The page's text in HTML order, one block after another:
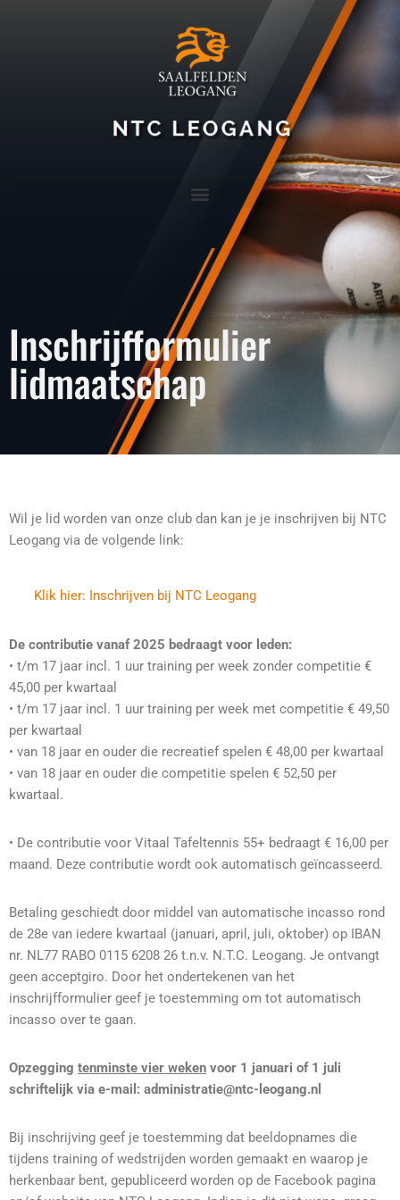
Inschrijfformulier
lidmaatschap
Wil je lid worden van onze club dan kan je je inschrijven bij NTC
Leogang via de volgende link:
Klik hier: Inschrijven bij NTC Leogang
De contributie vanaf 2025 bedraagt voor leden:
• t/m 17 jaar incl. 1 uur training per week zonder competitie €
45,00 per kwartaal
• t/m 17 jaar incl. 1 uur training per week met competitie € 49,50
per kwartaal
• van 18 jaar en ouder die recreatief spelen € 48,00 per kwartaal
• van 18 jaar en ouder die competitie spelen € 52,50 per
kwartaal.
• De contributie voor Vitaal Tafeltennis 55+ bedraagt € 16,00 per
maand. Deze contributie wordt ook automatisch geïncasseerd.
Betaling geschiedt door middel van automatische incasso rond
de 28e van iedere kwartaal (januari, april, juli, oktober) op IBAN
nr. NL77 RABO 0115 6208 26 t.n.v. N.T.C. Leogang. Je ontvangt
geen acceptgiro. Door het ondertekenen van het
inschrijfformulier geef je toestemming om tot automatisch
incasso over te gaan.
Opzegging tenminste vier weken voor 1 januari of 1 juli
schriftelijk via e-mail: administratie@ntc-leogang.nl
Bij inschrijving geef je toestemming dat beeldopnames die
tijdens training of wedstrijden worden gemaakt en waarop je
herkenbaar bent, gepubliceerd worden op de Facebook pagina